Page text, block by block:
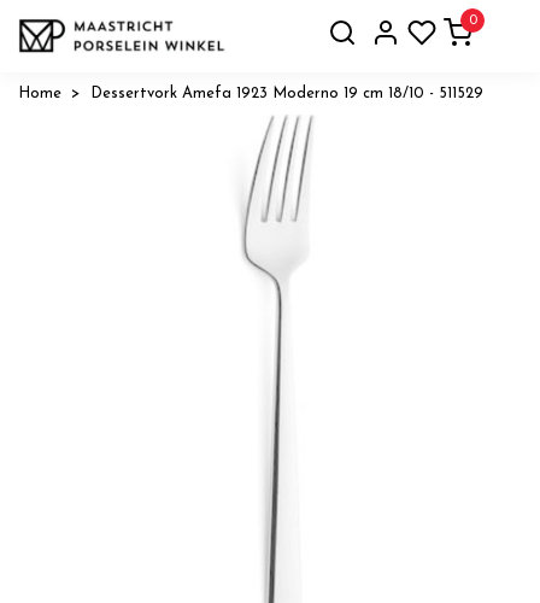
0
Home Dessertvork Amefa 1923 Moderno 19 cm 18/10 - 511529